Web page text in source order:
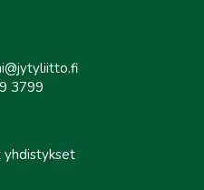
3799
yhdistykset